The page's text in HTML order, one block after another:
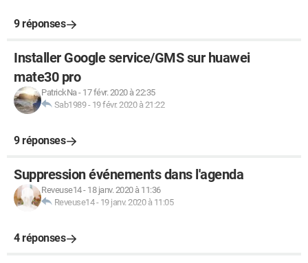
9 réponses
Installer Google service/GMS sur huawei
mate30 pro
PatrickNa- 17 févr. 2020 à 22:35
Sab1989- 19 févr. 2020 à 21:22
9 réponses
Suppression événements dans l'agenda
Reveuse14- 18 janv. 2020 à 11:36
Reveuse14- 19 janv. 2020 à 11:05
4 réponses